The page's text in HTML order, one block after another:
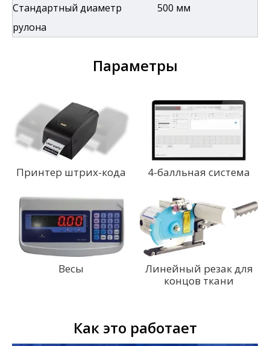
Стандартный диаметр
рулона
500 мм
Параметры
Принтер штрих-кода 4-балльная система
Весы
Линейный резак для
концов ткани
Как это работает